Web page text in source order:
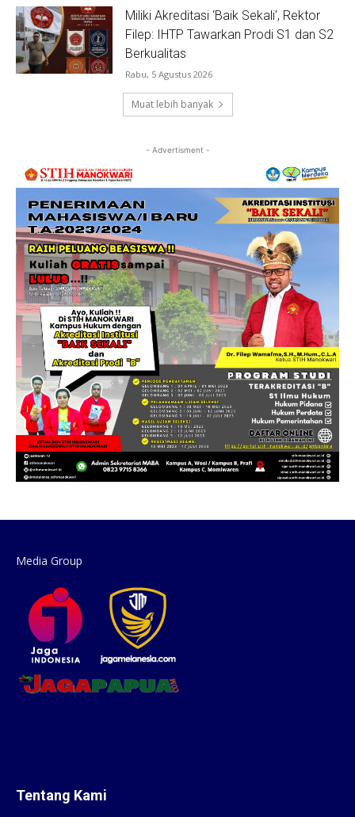
Miliki Akreditasi ‘Baik Sekali’, Rektor
Filep: IHTP Tawarkan Prodi S1 dan S2
Berkualitas
Rabu, 5 Agustus 2026
Muat lebih banyak
- Advertisment -
Media Group
Tentang Kami